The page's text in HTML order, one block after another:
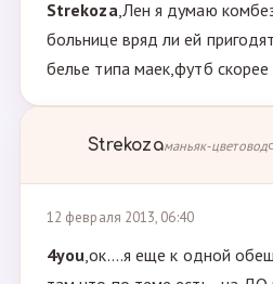
Strekoza,Лен я думаю
больнице вряд ли ей
белье типа маек,футб скорее
Strekozaманьяк-цветовод
12 февраля 2013, 06:40
4you,ок....я еще к одной